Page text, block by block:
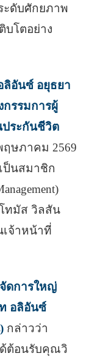
ะดับศักยภาพ
บโตอย่าง
ลิอันซ์ อยุธยา
กรรมการผู้
ระกันชีวิต
ษภาคม 2569
ป็นสมาชิก
ทมัส วิลสัน
จ้าหน้าที่
ดการใหญ่
อลิอันซ์
กล่าวว่า
ต้อนรับคุณวิ